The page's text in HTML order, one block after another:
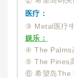
医疗：
③ Metal医疗
娱乐：
④ The Palms
⑤ The Pines
⑥ 希望岛The